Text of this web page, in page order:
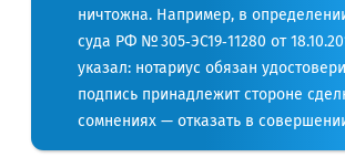
ничтожна. Например, в
суда РФ № 305‑ЭС19‑11280 от
указал: нотариус обязан
подпись принадлежит стороне
сомнениях — отказать в